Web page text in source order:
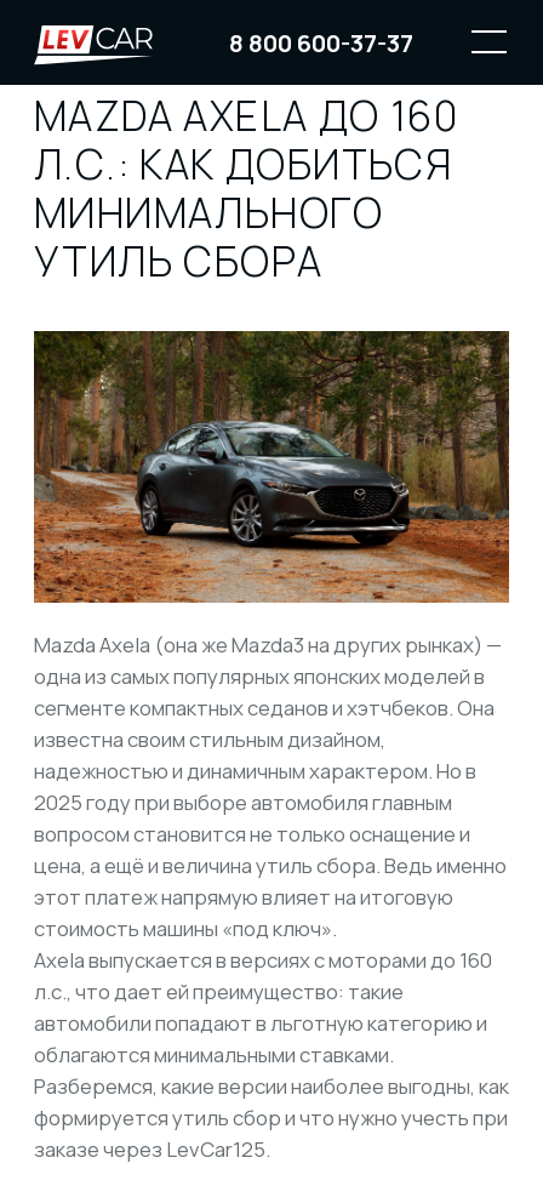
8 800 600-37-37
MAZDA AXELA ДО 160
Л.С.: КАК ДОБИТЬСЯ
МИНИМАЛЬНОГО
УТИЛЬ СБОРА
Mazda Axela (она же Mazda3 на других рынках) —
одна из самых популярных японских моделей в
сегменте компактных седанов и хэтчбеков. Она
известна своим стильным дизайном,
надежностью и динамичным характером. Но в
2025 году при выборе автомобиля главным
вопросом становится не только оснащение и
этот платеж напрямую влияет на итоговую
Axela выпускается в версиях с моторами до 160
л.с., что дает ей преимущество: такие
автомобили попадают в льготную категорию и
облагаются минимальными ставками.
Разберемся, какие версии наиболее выгодны, как
формируется утиль сбор и что нужно учесть при
заказе через LevCar125.
Почему важен предел в 160 л.с.
С декабря 2025 года в России меняется система
начисления утиль сбора: теперь главным
критерием станет мощность двигателя. Машины
мощнее 160 л.с. лишаются льгот и переходят на
повышенные коэффициенты, которые
увеличивают платёж в десятки, а иногда и в
сотни раз.
Mazda Axela с моторами 1,5 л (105–111 л.с.) и 2,0 л
(около 150 л.с.) идеально вписывается в
льготную категорию. Это значит, что при